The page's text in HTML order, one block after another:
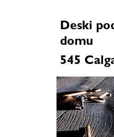
Deski
domu
545